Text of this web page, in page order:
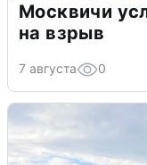
Москвичи
на взрыв
7 августа 0